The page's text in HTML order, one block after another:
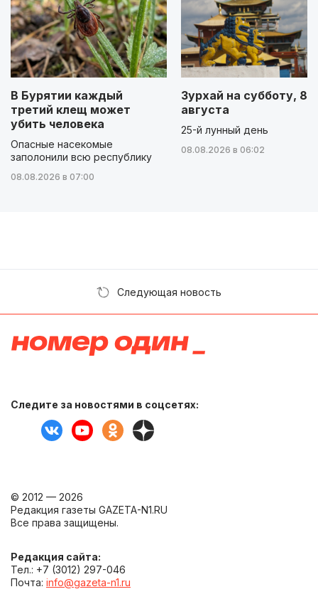
В Бурятии каждый
третий клещ может
убить человека
Опасные насекомые
заполонили всю республику
08.08.2026 в 07:00
Зурхай на субботу, 8
августа
25-й лунный день
08.08.2026 в 06:02
Следующая новость
Следите за новостями в соцсетях:
© 2012 — 2026
Редакция газеты GAZETA-N1.RU
Все права защищены.
Редакция сайта:
Тел.: +7 (3012) 297-046
Почта: info@gazeta-n1.ru